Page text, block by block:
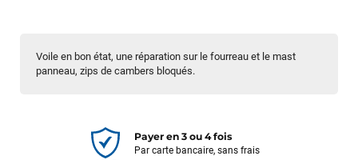
Voile en bon état, une réparation sur le fourreau et le mast
panneau, zips de cambers bloqués.
Payer en 3 ou 4 fois
Par carte bancaire, sans frais